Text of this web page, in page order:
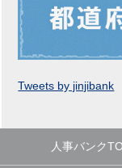
Tweets by jinjibank
人事バンク